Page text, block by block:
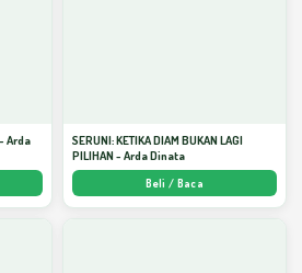
Arda
SERUNI: KETIKA DIAM BUKAN LAGI
PILIHAN - Arda Dinata
Beli / Baca